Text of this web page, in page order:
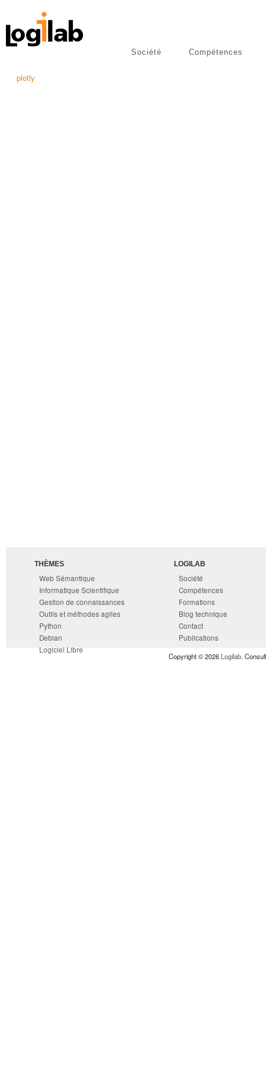
Société
Compétences
plotly
THÈMES
Web Sémantique
Informatique Scientifique
Gestion de connaissances
Outils et méthodes agiles
Python
Debian
Logiciel Libre
LOGILAB
Société
Compétences
Formations
Blog technique
Contact
Publications
Copyright © 2026 Logilab.